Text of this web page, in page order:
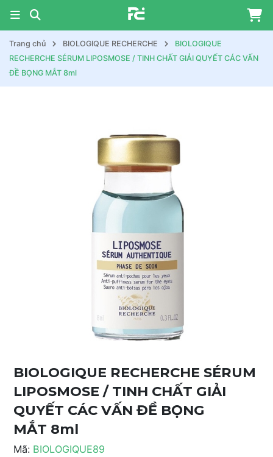
Trang chủ BIOLOGIQUE RECHERCHE
BIOLOGIQUE
RECHERCHE SÉRUM LIPOSMOSE / TINH CHẤT GIẢI QUYẾT CÁC VẤN
ĐỀ BỌNG MẮT 8ml
BIOLOGIQUE RECHERCHE SÉRUM
LIPOSMOSE / TINH CHẤT GIẢI
QUYẾT CÁC VẤN ĐỀ BỌNG
MẮT 8ml
Mã: BIOLOGIQUE89